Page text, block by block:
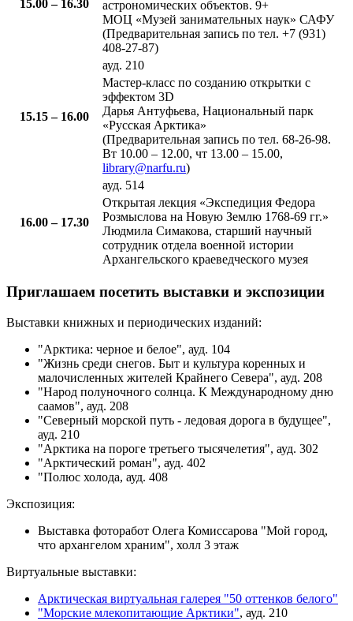
15.00 – 16.30​
астрономических объектов. 9+
МОЦ «Музей занимательных наук» САФУ
(Предварительная запись по тел. +7 (931)
408-27-87)
15.15 – 16.00​
ауд. 210
​Мастер-класс по созданию открытки с
эффектом 3D
Дарья Антуфьева, Национальный парк
«Русская Арктика»
(Предварительная запись по тел. 68-26-98.
Вт 10.00 – 12.00, чт 13.00 – 15.00,
library@narfu.ru)
16.00 – 17.30​
ауд. 514
​Открытая лекция «Экспедиция Федора
Розмыслова на Новую Землю 1768-69 гг.»
Людмила Симакова, старший научный
сотрудник отдела военной истории
Архангельского краеведческого музея
Приглашаем посетить выставки и экспозиции
Выставки книжных и периодических изданий:
"Арктика: черное и белое", ауд. 104
"Жизнь среди снегов. Быт и культура коренных и
малочисленных жителей Крайнего Севера", ауд. 208
"Народ полуночного солнца. К Международному дню
саамов", ауд. 208
"Северный морской путь - ледовая дорога в будущее",
ауд. 210
"Арктика на пороге третьего тысячелетия", ауд. 302
"Арктический роман", ауд. 402
"Полюс холода, ауд. 408
Экспозиция:
Выставка фоторабот Олега Комиссарова "Мой город,
что архангелом храним", холл 3 этаж
Виртуальные выставки:
Арктическая виртуальная галерея "50 оттенков белого"
"Морские млекопитающие Арктики", ауд. 210